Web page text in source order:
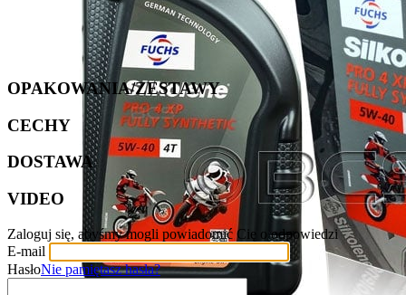
OPAKOWANIA/ZESTAWY
CECHY
DOSTAWA
VIDEO
Zaloguj się, abyśmy mogli powiadomić Cię o odpowiedzi
E-mail
HasłoNie pamiętasz hasła?